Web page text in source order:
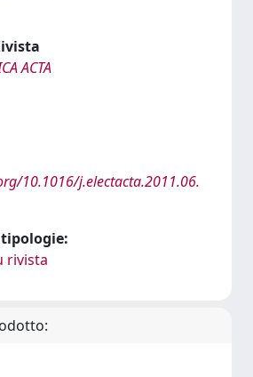
ACTA
10.1016/j.electacta.2011.06.
rivista